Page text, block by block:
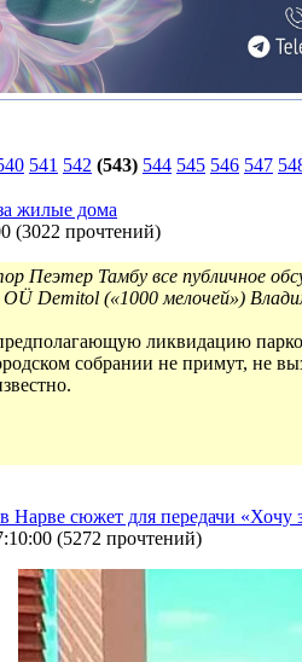
541 542 (543) 544 545 546 547
жилые дома
(3022 прочтений)
Пеэтер Тамбу все публичное
OÜ Demitol («1000 мелочей»)
ликвидацию
собрании не примут, не
Нарве сюжет для передачи
(5272 прочтений)